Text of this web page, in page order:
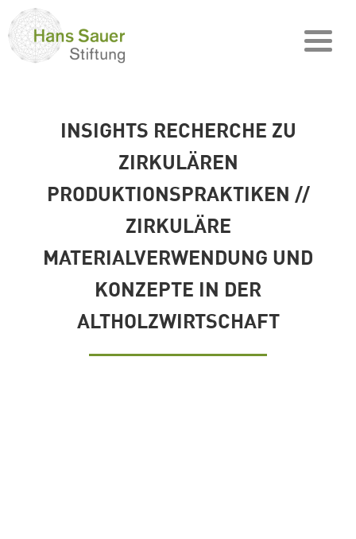
INSIGHTS RECHERCHE ZU
ZIRKULÄREN
PRODUKTIONSPRAKTIKEN //
ZIRKULÄRE
MATERIALVERWENDUNG UND
KONZEPTE IN DER
ALTHOLZWIRTSCHAFT